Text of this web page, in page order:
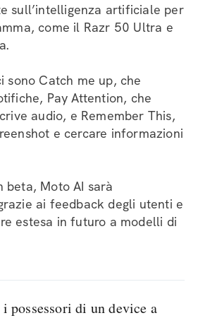
sull’intelligenza artificiale per
come il Razr 50 Ultra e
sono Catch me up, che
Pay Attention, che
audio, e Remember This,
e cercare informazioni
beta, Moto AI sarà
ai feedback degli utenti e
estesa in futuro a modelli di
possessori di un device a